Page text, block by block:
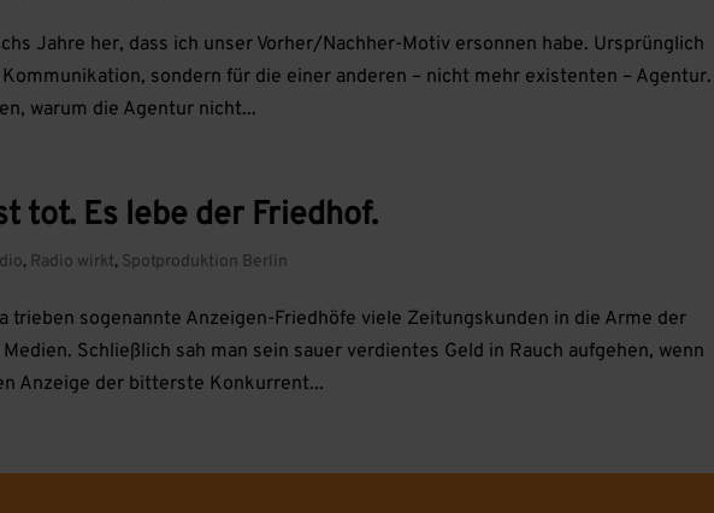
Jahre her, dass ich unser Vorher/Nachher-Motiv ersonnen habe. Ursprünglich
sondern für die einer anderen – nicht mehr existenten – Agentur.
warum die Agentur nicht...
tot. Es lebe der Friedhof.
, Radio wirkt, Spotproduktion Berlin
trieben sogenannte Anzeigen-Friedhöfe viele Zeitungskunden in die Arme der
Schließlich sah man sein sauer verdientes Geld in Rauch aufgehen, wenn
Anzeige der bitterste Konkurrent...